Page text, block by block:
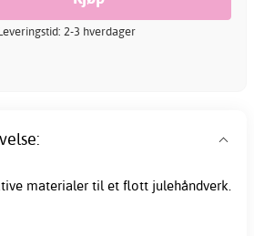
2-3 hverdager
materialer til et flott julehåndverk.